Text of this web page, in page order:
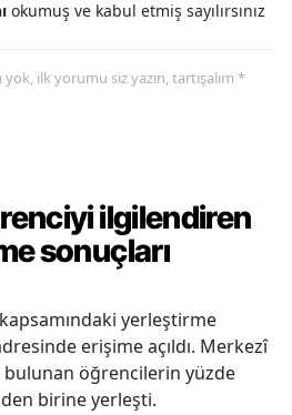
okumuş ve kabul etmiş sayılırsınız
ilk yorumu siz yazın, tartışalım *
ilgilendiren
sonuçları
yerleştirme
erişime açıldı. Merkezî
öğrencilerin yüzde
birine yerleşti.